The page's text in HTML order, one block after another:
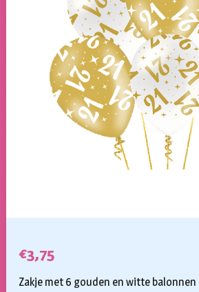
Inloggen
€3,75
Zakje met 6 gouden en witte balonnen